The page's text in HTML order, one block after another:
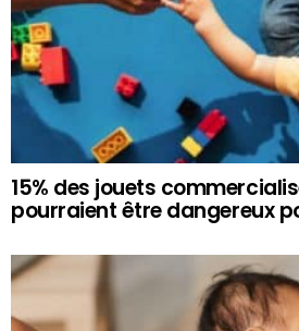
15% des jouets
pourraient être dangereux